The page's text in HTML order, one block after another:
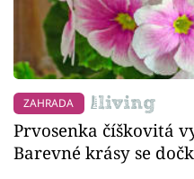
ZAHRADA
Prvosenka číškovitá
Barevné krásy se